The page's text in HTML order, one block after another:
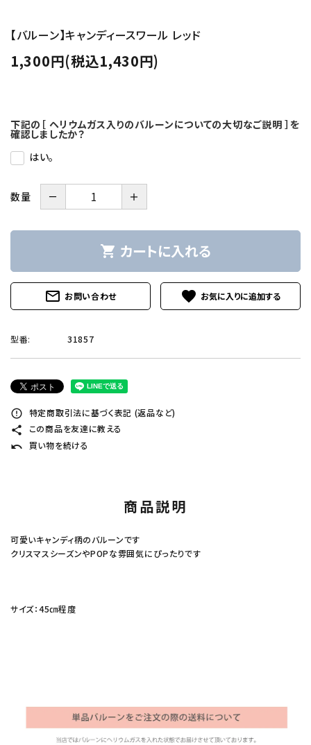
【バルーン】キャンディースワール レッド
1,300円(税込1,430円)
下記の［ ヘリウムガス入りのバルーンについての大切なご説明 ］を
確認しましたか？
はい。
数量 － ＋
shopping_cart カートに入れる
mail_outline お問い合わせ favorite
型番: 31857
error_outline 特定商取引法に基づく表記 (返品など)
share この商品を友達に教える
undo 買い物を続ける
商品説明
可愛いキャンディ柄のバルーンです
クリスマスシーズンやPOPな雰囲気にぴったりです
サイズ：45㎝程度